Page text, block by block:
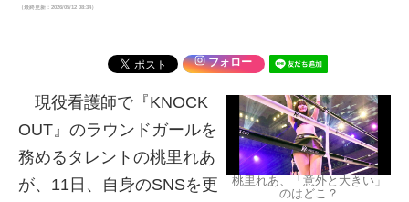
（最終更新：2026/05/12 08:34）
フォロー
桃里れあ、「意外と大きい」
のはどこ？
現役看護師で『KNOCK
OUT』のラウンドガールを
務めるタレントの桃里れあ
が、11日、自身のSNSを更